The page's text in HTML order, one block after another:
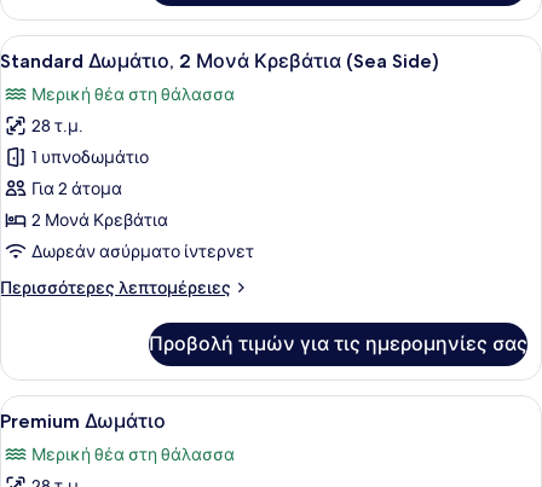
με
Αναπηρία
Δωμάτιο,
King
Πρόσβαση
για
Άτομα
με
Αναπηρία
Προβολή
όλων
των
φωτογραφιών
για
Standard
Δωμάτιο,
2
Μονά
Κρεβάτια
Ένα δωμάτιο ξενοδοχείου με δύο
8
Standard Δωμάτιο, 2 Μονά Κρεβάτια (Sea Side)
Μερική θέα στη θάλασσα
28 τ.μ.
1 υπνοδωμάτιο
Για 2 άτομα
2 Μονά Κρεβάτια
Δωρεάν ασύρματο ίντερνετ
Περισσότερες λεπτομέρειες
Περισσότερες
Δωμάτιο,
Μονά
(Sea
Side)
Προβολή τιμών για τις ημερομηνίες σας
Προβολή
όλων
των
Ένα δωμάτιο ξενοδοχείου με ένα
17
Premium Δωμάτιο
Μερική θέα στη θάλασσα